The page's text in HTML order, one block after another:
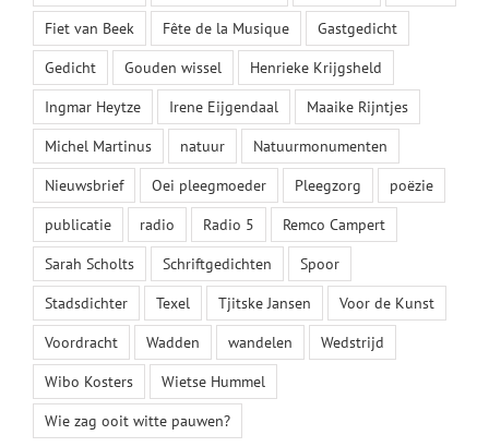
Fiet van Beek
Fête de la Musique
Gastgedicht
Gedicht
Gouden wissel
Henrieke Krijgsheld
Ingmar Heytze
Irene Eijgendaal
Maaike Rijntjes
Michel Martinus
natuur
Natuurmonumenten
Nieuwsbrief
Oei pleegmoeder Pleegzorg
poëzie
publicatie
radio Radio 5
Remco Campert
Sarah Scholts
Schriftgedichten
Spoor
Stadsdichter
Texel Tjitske Jansen
Voor de Kunst
Voordracht
Wadden wandelen
Wedstrijd
Wibo Kosters
Wietse Hummel
Wie zag ooit witte pauwen?